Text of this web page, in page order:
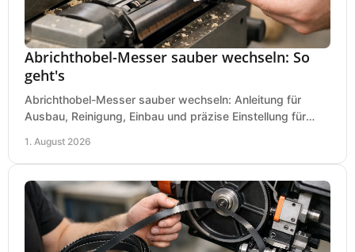
Abrichthobel-Messer sauber wechseln: So
geht's
Abrichthobel-Messer sauber wechseln: Anleitung für
Ausbau, Reinigung, Einbau und präzise Einstellung für
1. August 2026